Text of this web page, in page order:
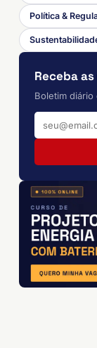
Política &
Receba
Boletim